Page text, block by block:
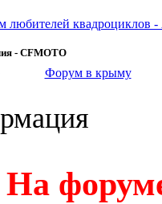
любителей квадроциклов
- CFMOTO
Форум в крыму
На